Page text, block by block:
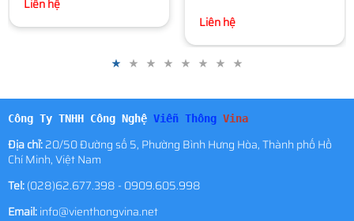
Liên hệ
Công Ty TNHH Công Nghệ Viễn Thông Vina
Địa chỉ:20/50 Đường số 5, Phường Bình Hưng Hòa, Thành phố Hồ
Chí Minh, Việt Nam
Tel:(028)62.677.398 - 0909.605.998
Email:info@vienthongvina.net